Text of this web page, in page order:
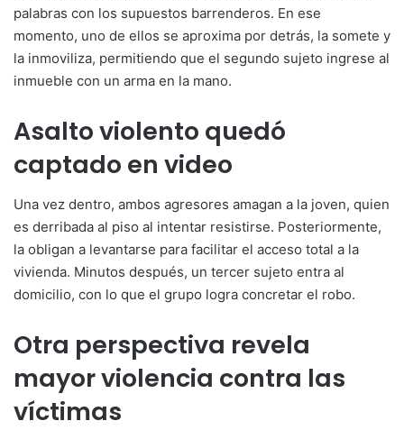
palabras con los supuestos barrenderos. En ese
momento, uno de ellos se aproxima por detrás, la somete y
la inmoviliza, permitiendo que el segundo sujeto ingrese al
inmueble con un arma en la mano.
Asalto violento quedó
captado en video
Una vez dentro, ambos agresores amagan a la joven, quien
es derribada al piso al intentar resistirse. Posteriormente,
la obligan a levantarse para facilitar el acceso total a la
vivienda. Minutos después, un tercer sujeto entra al
domicilio, con lo que el grupo logra concretar el robo.
Otra perspectiva revela
mayor violencia contra las
víctimas